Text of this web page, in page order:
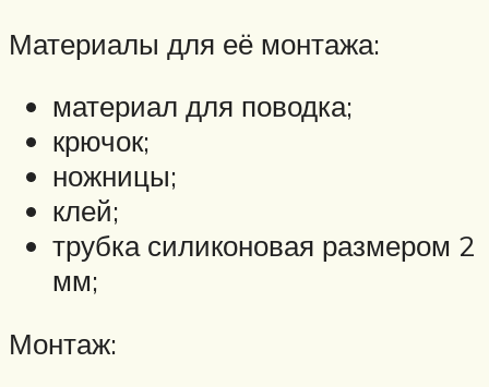
Материалы для её монтажа:
материал для поводка;
крючок;
ножницы;
клей;
трубка силиконовая размером 2
мм;
Монтаж: